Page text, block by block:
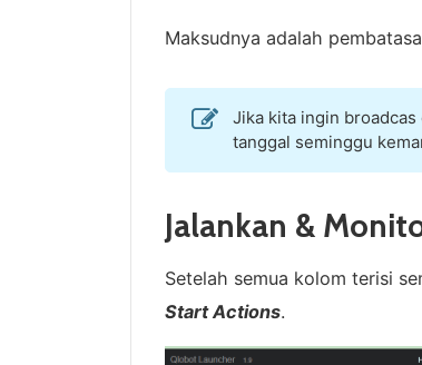
Maksudnya adalah
Jika kita ingin
tanggal seminggu
Jalankan &
Setelah semua kolom terisi
Start Actions.